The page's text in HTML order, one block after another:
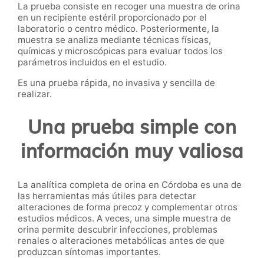
La prueba consiste en recoger una muestra de orina
en un recipiente estéril proporcionado por el
laboratorio o centro médico. Posteriormente, la
muestra se analiza mediante técnicas físicas,
químicas y microscópicas para evaluar todos los
parámetros incluidos en el estudio.
Es una prueba rápida, no invasiva y sencilla de
realizar.
Una prueba simple con
información muy valiosa
La analítica completa de orina en Córdoba es una de
las herramientas más útiles para detectar
alteraciones de forma precoz y complementar otros
estudios médicos. A veces, una simple muestra de
orina permite descubrir infecciones, problemas
renales o alteraciones metabólicas antes de que
produzcan síntomas importantes.